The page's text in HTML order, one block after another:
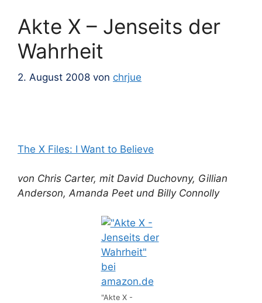
Akte X – Jenseits der
Wahrheit
2. August 2008 von chrjue
The X Files: I Want to Believe
von Chris Carter, mit David Duchovny, Gillian
Anderson, Amanda Peet und Billy Connolly
"Akte X -